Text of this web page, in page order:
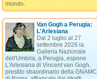
mondo.
Van Gogh a Perugia:
L'Arlesiana
Dal 2 luglio al 27
settembre 2026 la
Galleria Nazionale
dell'Umbria, a Perugia, espone
L'Arlesiana di Vincent van Gogh,
prestito straordinario della GNAMC